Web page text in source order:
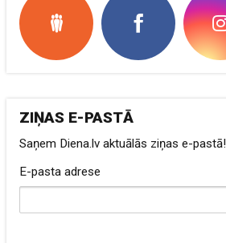
ZIŅAS E-PASTĀ
Saņem Diena.lv aktuālās ziņas e-pastā!
E-pasta adrese